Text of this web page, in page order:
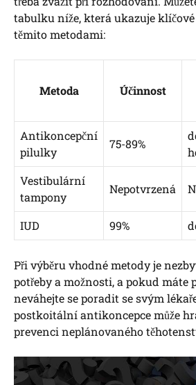
tabulku níže, která ukazuje
těmito metodami:
Metoda Účinnost
Antikoncepční
pilulky
75-89%
Vestibulární
tampony
Nepotvrzená
IUD 99%
Při výběru vhodné metody je
potřeby a možnosti, a pokud máte
neváhejte se poradit se svým
postkoitální antikoncepce může
prevenci neplánovaného